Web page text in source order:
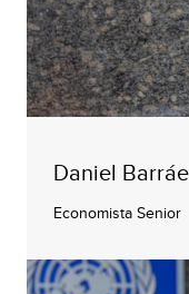
Daniel
Economista Senior